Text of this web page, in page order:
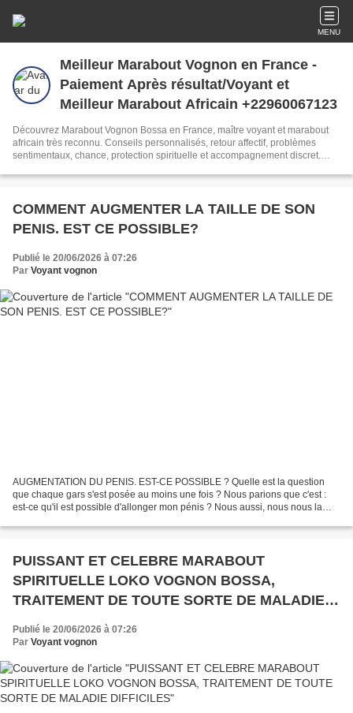
MENU
Meilleur Marabout Vognon en France -
Paiement Après résultat/Voyant et
Meilleur Marabout Africain +22960067123
Découvrez Marabout Vognon Bossa en France, maître voyant et marabout
africain très reconnu. Conseils personnalisés, retour affectif, problèmes
sentimentaux, chance, protection spirituelle et accompagnement discret.
COMMENT AUGMENTER LA TAILLE DE SON
PENIS. EST CE POSSIBLE?
Publié le 20/06/2026 à 07:26
Par Voyant vognon
AUGMENTATION DU PENIS. EST-CE POSSIBLE ? Quelle est la question
que chaque gars s'est posée au moins une fois ? Nous parions que c'est :
est-ce qu'il est possible d'allonger mon pénis ? Nous aussi, nous nous la
PUISSANT ET CELEBRE MARABOUT
SPIRITUELLE LOKO VOGNON BOSSA,
TRAITEMENT DE TOUTE SORTE DE MALADIE
Publié le 20/06/2026 à 07:26
Par Voyant vognon